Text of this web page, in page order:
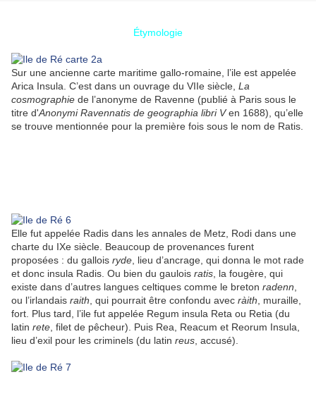
Étymologie
Sur une ancienne carte maritime gallo-romaine, l’ile est appelée
Arica Insula. C’est dans un ouvrage du VIIe siècle, La
cosmographie de l’anonyme de Ravenne (publié à Paris sous le
titre d'Anonymi Ravennatis de geographia libri Ven 1688), qu’elle
se trouve mentionnée pour la première fois sous le nom de Ratis.
Elle fut appelée Radis dans les annales de Metz, Rodi dans une
charte du IXe siècle. Beaucoup de provenances furent
proposées : du gallois ryde , lieu d’ancrage, qui donna le mot rade
et donc insula Radis. Ou bien du gaulois ratis , la fougère, qui
existe dans d’autres langues celtiques comme le breton radenn
ou l’irlandais raith , qui pourrait être confondu avec ràith , muraille,
fort. Plus tard, l’ile fut appelée Regum insula Reta ou Retia (du
latin rete , filet de pêcheur). Puis Rea, Reacum et Reorum Insula,
lieu d’exil pour les criminels (du latin reus , accusé).